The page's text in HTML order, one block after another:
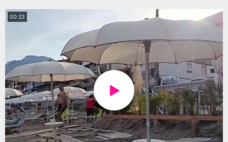
00:33